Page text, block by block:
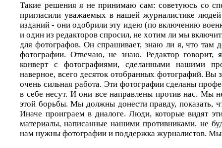
Такие решения я не принимаю сам: советуюсь со
пригласили уважаемых в нашей журналистике
изданий - они одобрили эту идею (по включению
и один из редакторов спросил, не хотим ли мы
для фотографов. Он спрашивает, знаю ли я, что там
фотографии. Отвечаю, не знаю. Редактор говорит,
конверт с фотографиями, сделанными нашими
наверное, всего десяток отобранных фотографий. Вы
очень сильная работа. Эти фотографии сделаны
в себе несут. И они все направлены против нас. Мы
этой борьбы. Мы должны донести правду, показать,
Иначе проиграем в диалоге. Люди, которые видят
материалы, написанные нашими противниками, не
нам нужны фотографии и поддержка журналистов. Мы